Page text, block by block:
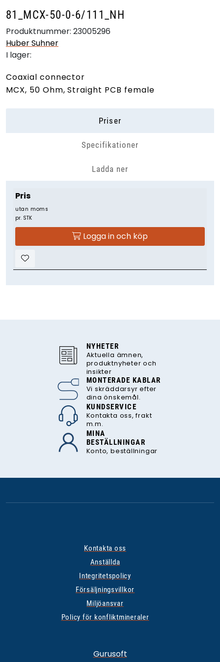
81_MCX-50-0-6/111_NH
Produktnummer: 23005296
Huber Suhner
I lager:
Coaxial connector
MCX, 50 Ohm, Straight PCB female
Priser
Specifikationer
Ladda ner
Pris
utan moms
pr. STK
Logga in och köp
NYHETER
Aktuella ämnen,
produktnyheter och
insikter
MONTERADE KABLAR
Vi skräddarsyr efter
dina önskemål.
KUNDSERVICE
Kontakta oss, frakt
m.m.
MINA
BESTÄLLNINGAR
Konto, beställningar
Kontakta oss
Anställda
Integritetspolicy
Försäljningsvillkor
Miljöansvar
Policy för konfliktmineraler
Gurusoft